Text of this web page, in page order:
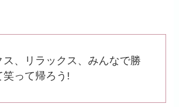
ス、リラックス、みんなで勝
笑って帰ろう!